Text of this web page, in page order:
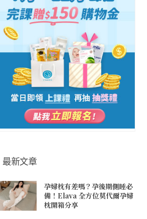
最新文章
孕婦枕有差嗎？孕後期側睡必
備！Elava 全方位莫代爾孕婦
枕開箱分享